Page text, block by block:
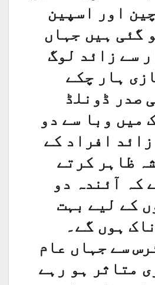
اور اسپین
گئی ہیں جہاں
4 ہزار سے زائد لوگ
ہار چکے
صدر ڈونلڈ
میں وبا سے دو
زائد افراد کے
ظاہر کرتے
کہ آئندہ دو
کے لیے بہت
ہوں گے۔
سے جہاں عام
متاثر ہو رہے